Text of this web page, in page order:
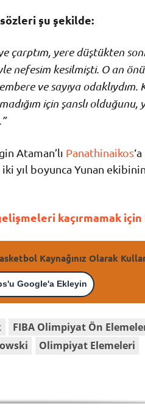
şu şekilde:
çarptım, yere düştükten
nefesim kesilmişti. O an
ve sayıya odaklıydım.
için şanslı olduğunu,
Ataman’lı Panathinaikos
yıl boyunca Yunan
kaçırmamak için
Kaynağınız Olarak
Google'a Ekleyin
FIBA Olimpiyat Ön
Olimpiyat Elemeleri